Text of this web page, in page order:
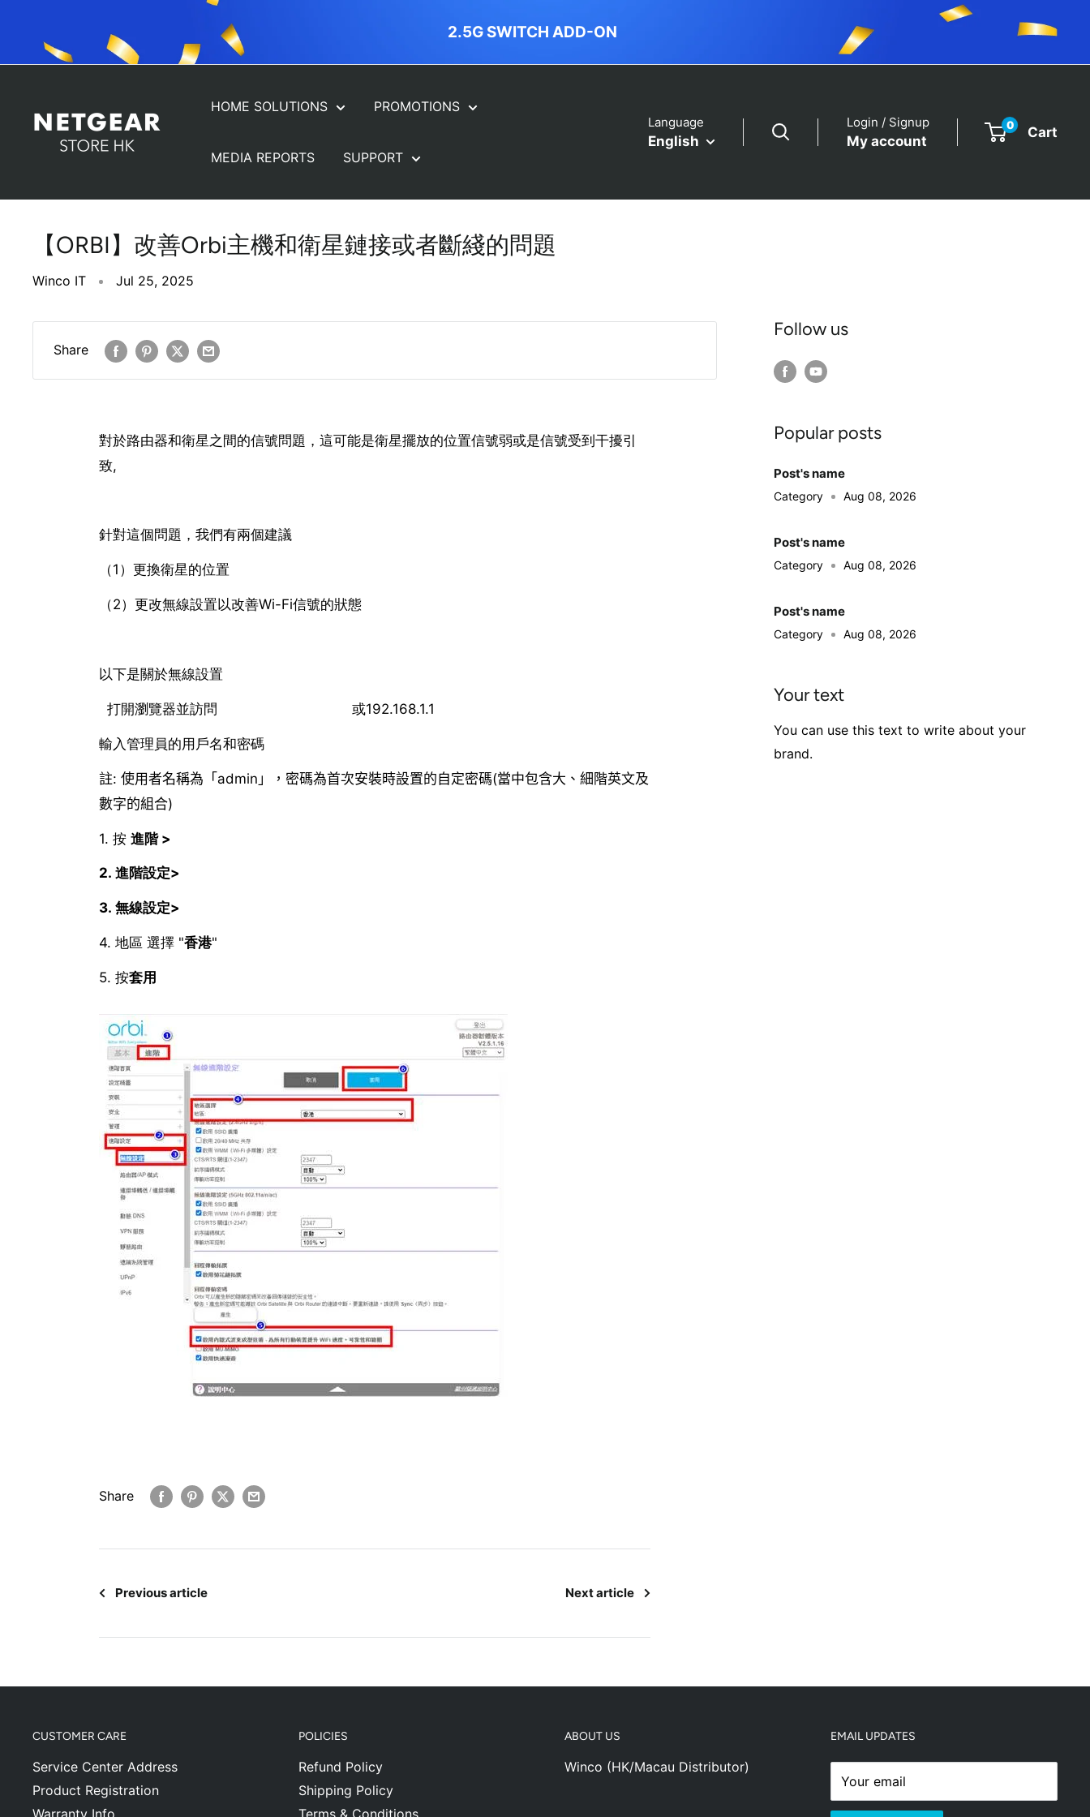
ORBI FREE INSTALLATION
NETGEAR
Store
HOME SOLUTIONS PROMOTIONS
MEDIA REPORTS SUPPORT
Language
English
Login / Signup
My account
0 Cart
【ORBI】改善Orbi主機和衛星鏈接或者斷綫的問題
Winco IT Jul 25, 2025
Share
對於路由器和衛星之間的信號問題，這可能是衛星擺放的位置信號弱或是信號受到干擾引
致,
針對這個問題，我們有兩個建議
（1）更換衛星的位置
（2）更改無線設置以改善Wi-Fi信號的狀態
以下是關於無線設置
打開瀏覽器並訪問 或192.168.1.1
輸入管理員的用戶名和密碼
註: 使用者名稱為「admin 」，密碼為首次安裝時設置的自定密碼(當中包含大、細階英文及
數字的組合)
1. 按 進階 >
2. 進階設定>
3. 無線設定>
4. 地區 選擇 "香港"
5. 按套用
Share
Previous article Next article
Follow us
Popular posts
Post's name
Category Aug 08, 2026
Post's name
Category Aug 08, 2026
Post's name
Category Aug 08, 2026
Your text
You can use this text to write about your
brand.
CUSTOMER CARE
Service Center Address
Product Registration
POLICIES
Refund Policy
Shipping Policy
ABOUT US
Winco (HK/Macau Distributor)
EMAIL UPDATES
Your email